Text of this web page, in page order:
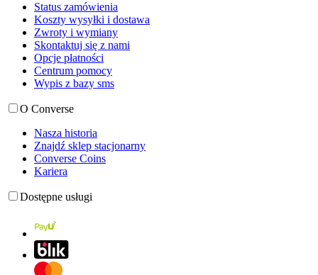
Status zamówienia
Koszty wysyłki i dostawa
Zwroty i wymiany
Skontaktuj się z nami
Opcje płatności
Centrum pomocy
Wypis z bazy sms
O Converse
Nasza historia
Znajdź sklep stacjonarny
Converse Coins
Kariera
Dostępne usługi